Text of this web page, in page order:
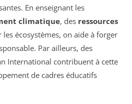
En enseignant les
climatique, des ressources
les écosystèmes, on aide à forger
Par ailleurs, des
International contribuent à cette
de cadres éducatifs